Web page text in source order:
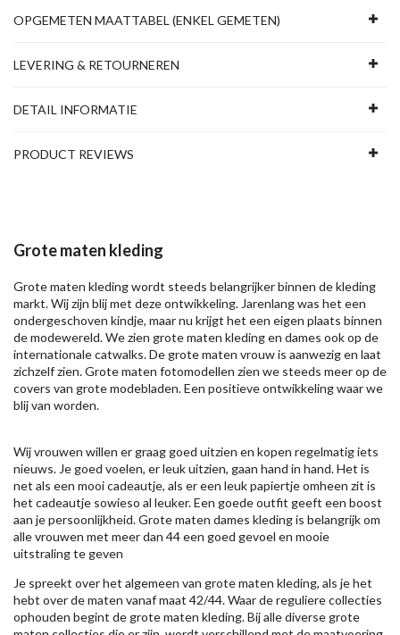
OPGEMETEN MAATTABEL (ENKEL GEMETEN)
LEVERING & RETOURNEREN
DETAIL INFORMATIE
PRODUCT REVIEWS
Grote maten kleding
Grote maten kleding wordt steeds belangrijker binnen de kleding
markt. Wij zijn blij met deze ontwikkeling. Jarenlang was het een
ondergeschoven kindje, maar nu krijgt het een eigen plaats binnen
de modewereld. We zien grote maten kleding en dames ook op de
internationale catwalks. De grote maten vrouw is aanwezig en laat
zichzelf zien. Grote maten fotomodellen zien we steeds meer op de
covers van grote modebladen. Een positieve ontwikkeling waar we
blij van worden.
Wij vrouwen willen er graag goed uitzien en kopen regelmatig iets
nieuws. Je goed voelen, er leuk uitzien, gaan hand in hand. Het is
net als een mooi cadeautje, als er een leuk papiertje omheen zit is
het cadeautje sowieso al leuker. Een goede outfit geeft een boost
aan je persoonlijkheid. Grote maten dames kleding is belangrijk om
alle vrouwen met meer dan 44 een goed gevoel en mooie
uitstraling te geven
Je spreekt over het algemeen van grote maten kleding, als je het
hebt over de maten vanaf maat 42/44. Waar de reguliere collecties
ophouden begint de grote maten kleding. Bij alle diverse grote